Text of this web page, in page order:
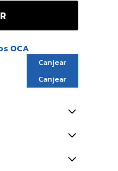
OCA
Canjear
Canjear